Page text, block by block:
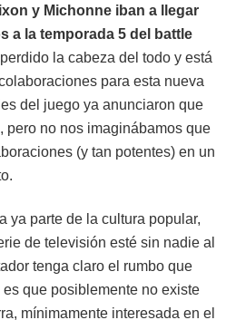
y Michonne iban a llegar
a la temporada 5 del battle
la cabeza del todo y está
para esta nueva
del juego ya anunciaron que
pero no nos imaginábamos que
(y tan potentes) en un
ya parte de la cultura popular,
de televisión esté sin nadie al
tenga claro el rumbo que
que posiblemente no existe
mínimamente interesada en el